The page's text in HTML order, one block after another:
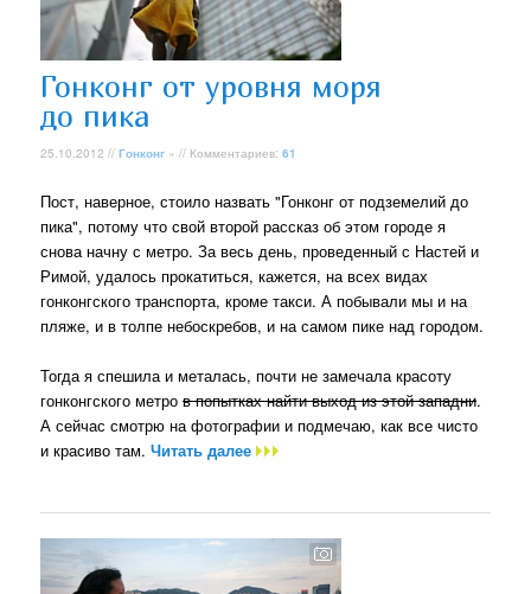
Гонконг от уровня моря
до пика
25.10.2012 //Гонконг » // Комментариев:61
Пост, наверное, стоило назвать "Гонконг от подземелий до
пика", потому что свой второй рассказ об этом городе я
снова начну с метро. За весь день, проведенный с Настей и
Римой, удалось прокатиться, кажется, на всех видах
гонконгского транспорта, кроме такси. А побывали мы и на
пляже, и в толпе небоскребов, и на самом пике над городом.
Тогда я спешила и металась, почти не замечала красоту
гонконгского метров попытках найти выход из этой западни.
А сейчас смотрю на фотографии и подмечаю, как все чисто
и красиво там.Читать далее